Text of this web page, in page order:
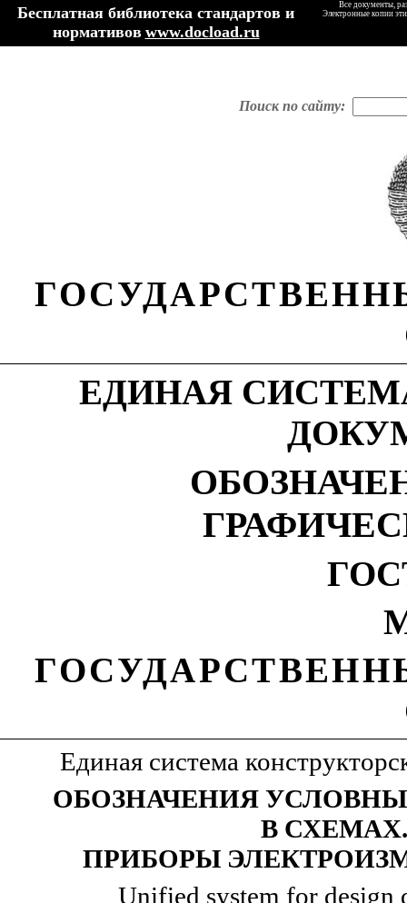
Бесплатная библиотека стандартов и
нормативов www.docload.ru
Все документы,
Электронные копии
Поиск по сайту:
ЕДИНАЯ
Единая система
ОБОЗНАЧЕНИЯ
В СХЕМАХ.
ПРИБОРЫ
Unified system for design